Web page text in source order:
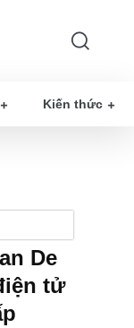
Kiến thức
De
tử